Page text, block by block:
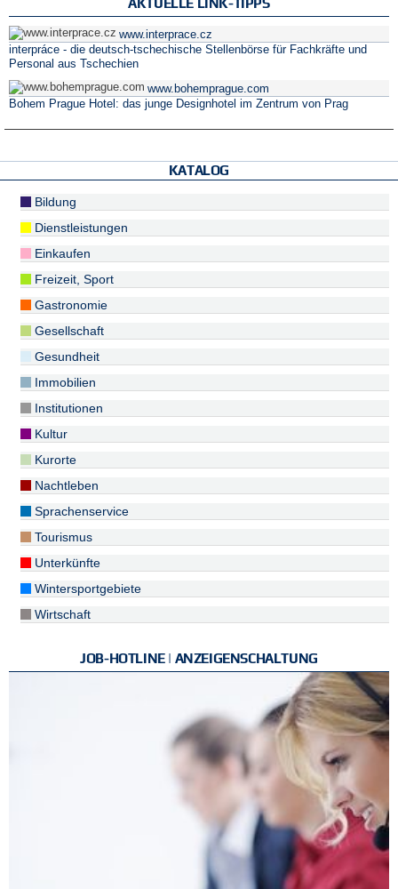
AKTUELLE LINK-TIPPS
www.interprace.cz
interpráce - die deutsch-tschechische Stellenbörse für Fachkräfte und
Personal aus Tschechien
www.bohemprague.com
Bohem Prague Hotel: das junge Designhotel im Zentrum von Prag
KATALOG
Bildung
Dienstleistungen
Einkaufen
Freizeit, Sport
Gastronomie
Gesellschaft
Gesundheit
Immobilien
Institutionen
Kultur
Kurorte
Nachtleben
Sprachenservice
Tourismus
Unterkünfte
Wintersportgebiete
Wirtschaft
JOB-HOTLINE | ANZEIGENSCHALTUNG